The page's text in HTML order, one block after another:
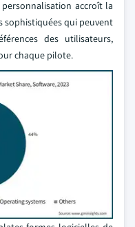
accroît la
sophistiquées qui peuvent
des utilisateurs,
chaque pilote.